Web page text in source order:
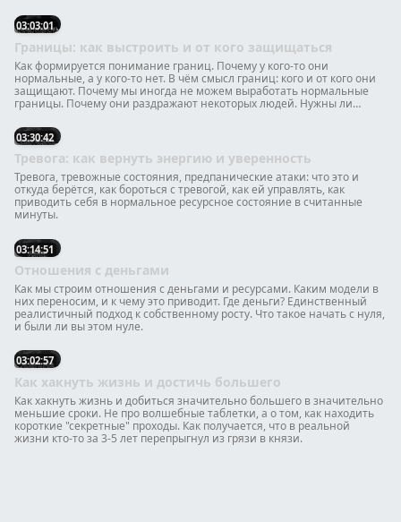
03:03:01
Границы: как выстроить и от кого защищаться
Как формируется понимание границ. Почему у кого-то они
нормальные, а у кого-то нет. В чём смысл границ: кого и от кого они
защищают. Почему мы иногда не можем выработать нормальные
границы. Почему они раздражают некоторых людей. Нужны ли
так, что границы ограничивают нас самих.
03:30:42
Тревога: как вернуть энергию и уверенность
Тревога, тревожные состояния, предпанические атаки: что это и
откуда берётся, как бороться с тревогой, как ей управлять, как
приводить себя в нормальное ресурсное состояние в считанные
минуты.
03:14:51
Отношения с деньгами
Как мы строим отношения с деньгами и ресурсами. Каким модели в
них переносим, и к чему это приводит. Где деньги? Единственный
реалистичный подход к собственному росту. Что такое начать с нуля,
и были ли вы этом нуле.
03:02:57
Как хакнуть жизнь и достичь большего
Как хакнуть жизнь и добиться значительно большего в значительно
меньшие сроки. Не про волшебные таблетки, а о том, как находить
короткие "секретные" проходы. Как получается, что в реальной
жизни кто-то за 3-5 лет перепрыгнул из грязи в князи.